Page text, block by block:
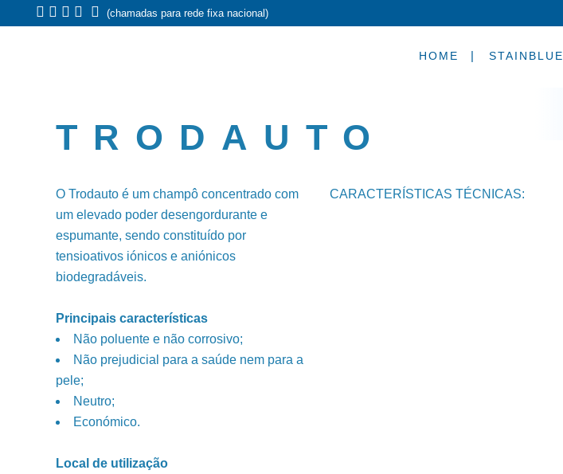
(chamadas para rede fixa nacional)
HOME STAINBLUE
TRODAUTO
O Trodauto é um champô concentrado com
um elevado poder desengordurante e
espumante, sendo constituído por
tensioativos iónicos e aniónicos
biodegradáveis.
Principais características
Não poluente e não corrosivo;
Não prejudicial para a saúde nem para a
pele;
Neutro;
Económico.
Local de utilização
CARACTERÍSTICAS TÉCNICAS: